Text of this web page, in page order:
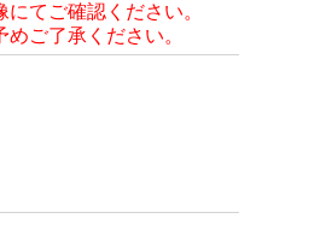
てご確認ください。
ご了承ください。